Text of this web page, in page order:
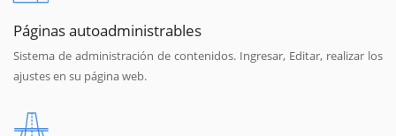
Páginas autoadministrables
Sistema de administración de contenidos. Ingresar, Editar, realizar los
ajustes en su página web.